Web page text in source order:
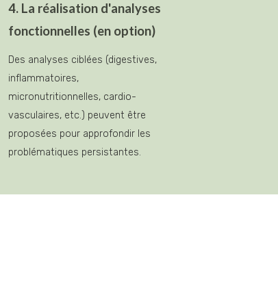
4. La réalisation d'analyses
fonctionnelles (en option)
Des analyses ciblées (digestives,
inflammatoires,
micronutritionnelles, cardio-
vasculaires, etc.) peuvent être
proposées pour approfondir les
problématiques persistantes.